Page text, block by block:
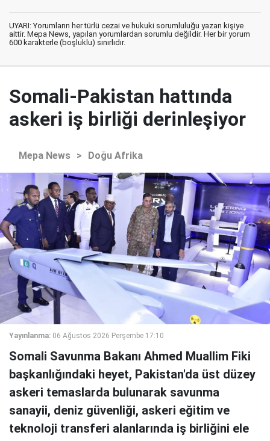
UYARI: Yorumların her türlü cezai ve hukuki sorumluluğu yazan kişiye
aittir. Mepa News, yapılan yorumlardan sorumlu değildir. Her bir yorum
600 karakterle (boşluklu) sınırlıdır.
Somali-Pakistan hattında
askeri iş birliği derinleşiyor
Mepa News > Doğu Afrika
Yayınlanma: 06 Ağustos 2026 Perşembe 17:10
Somali Savunma Bakanı Ahmed Muallim Fiki
başkanlığındaki heyet, Pakistan'da üst düzey
askeri temaslarda bulunarak savunma
sanayii, deniz güvenliği, askeri eğitim ve
teknoloji transferi alanlarında iş birliğini ele